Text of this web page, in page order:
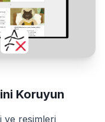
Koruyun
ve resimleri